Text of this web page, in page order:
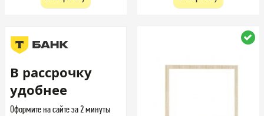
В рассрочку
удобнее
Оформите на сайте за 2 минуты